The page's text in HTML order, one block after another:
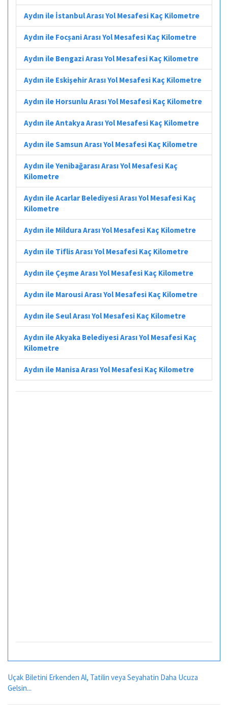
Aydın ile İstanbul Arası Yol Mesafesi Kaç Kilometre
Aydın ile Focșani Arası Yol Mesafesi Kaç Kilometre
Aydın ile Bengazi Arası Yol Mesafesi Kaç Kilometre
Aydın ile Eskişehir Arası Yol Mesafesi Kaç Kilometre
Aydın ile Horsunlu Arası Yol Mesafesi Kaç Kilometre
Aydın ile Antakya Arası Yol Mesafesi Kaç Kilometre
Aydın ile Samsun Arası Yol Mesafesi Kaç Kilometre
Aydın ile Yenibağarası Arası Yol Mesafesi Kaç
Kilometre
Aydın ile Acarlar Belediyesi Arası Yol Mesafesi Kaç
Kilometre
Aydın ile Mildura Arası Yol Mesafesi Kaç Kilometre
Aydın ile Tiflis Arası Yol Mesafesi Kaç Kilometre
Aydın ile Çeşme Arası Yol Mesafesi Kaç Kilometre
Aydın ile Marousi Arası Yol Mesafesi Kaç Kilometre
Aydın ile Seul Arası Yol Mesafesi Kaç Kilometre
Aydın ile Akyaka Belediyesi Arası Yol Mesafesi Kaç
Kilometre
Aydın ile Manisa Arası Yol Mesafesi Kaç Kilometre
Uçak Biletini Erkenden Al, Tatilin veya Seyahatin Daha Ucuza
Gelsin...